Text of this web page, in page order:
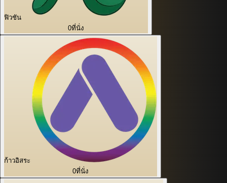
ฟิวชัน
0ที่นั่ง
ก้าวอิสระ
0ที่นั่ง